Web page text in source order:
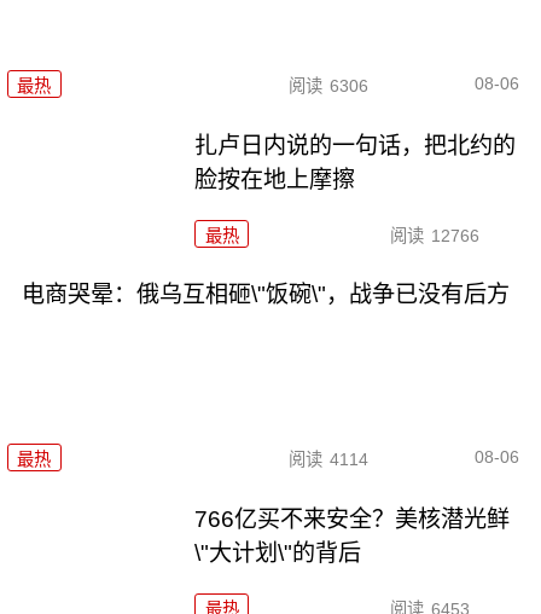
最热 阅读 6306 08-06
扎卢日内说的一句话，把北约的
脸按在地上摩擦
最热 阅读 12766
电商哭晕：俄乌互相砸\"饭碗\"，战争已没有后方
最热 阅读 4114 08-06
766亿买不来安全？美核潜光鲜
\"大计划\"的背后
最热 阅读 6453